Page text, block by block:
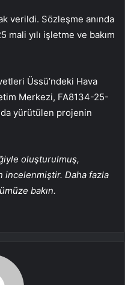
verildi. Sözleşme anında
mali yılı işletme ve bakım
Üssü’ndeki Hava
Merkezi, FA8134-25-
yürütülen projenin
oluşturulmuş,
incelenmiştir. Daha fazla
bakın.